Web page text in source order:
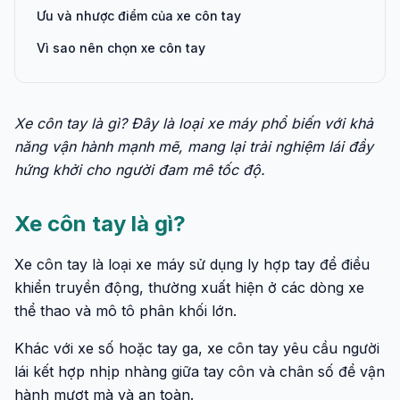
Ưu và nhược điểm của xe côn tay
Vì sao nên chọn xe côn tay
Xe côn tay là gì? Đây là loại xe máy phổ biến với khả
năng vận hành mạnh mẽ, mang lại trải nghiệm lái đầy
hứng khởi cho người đam mê tốc độ.
Xe côn tay là gì?
Xe côn tay là loại xe máy sử dụng ly hợp tay để điều
khiển truyền động, thường xuất hiện ở các dòng xe
thể thao và mô tô phân khối lớn.
Khác với xe số hoặc tay ga, xe côn tay yêu cầu người
lái kết hợp nhịp nhàng giữa tay côn và chân số để vận
hành mượt mà và an toàn.